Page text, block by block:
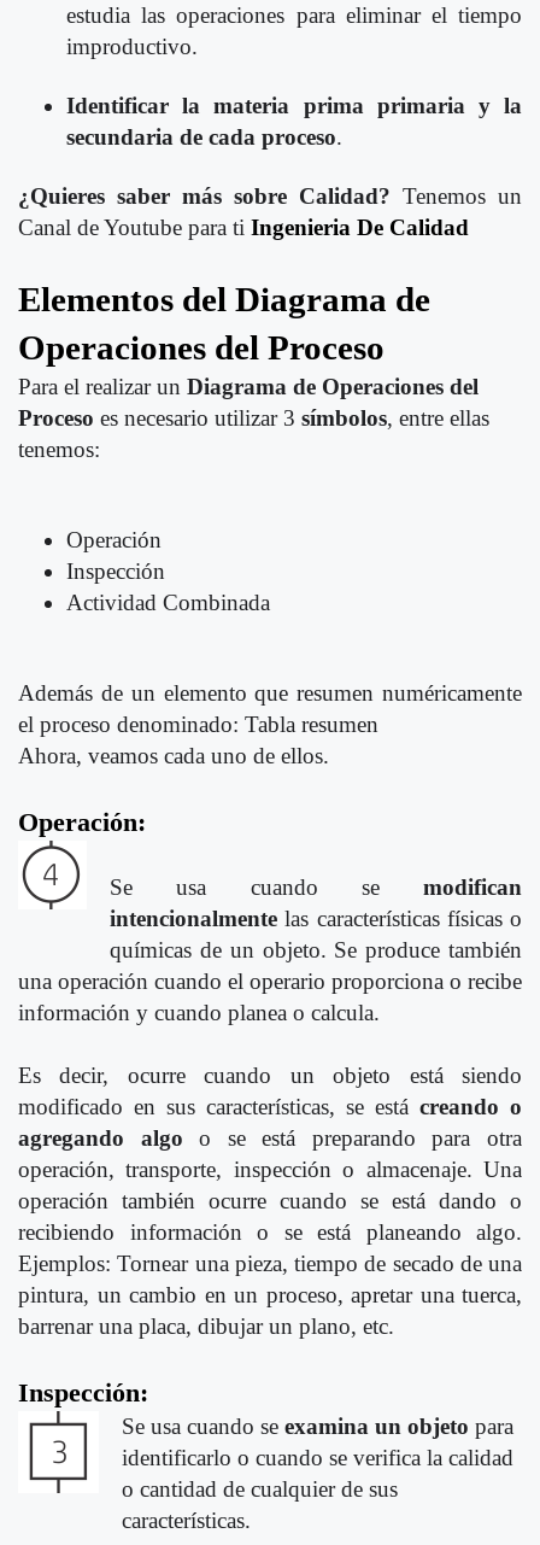
estudia las operaciones para eliminar el tiempo
improductivo.
Identificar la materia prima primaria y la
secundaria de cada proceso.
¿Quieres saber más sobre Calidad? Tenemos un
Canal de Youtube para ti Ingenieria De Calidad
Elementos del Diagrama de
Operaciones del Proceso
Para el realizar un Diagrama de Operaciones del
Proceso es necesario utilizar 3 símbolos, entre ellas
tenemos:
Operación
Inspección
Actividad Combinada
Además de un elemento que resumen numéricamente
el proceso denominado: Tabla resumen
Ahora, veamos cada uno de ellos.
Operación:
Se usa cuando se modifican
intencionalmente las características físicas o
químicas de un objeto. Se produce también
una operación cuando el operario proporciona o recibe
información y cuando planea o calcula.
Es decir, ocurre cuando un objeto está siendo
modificado en sus características, se está creando o
agregando algo o se está preparando para otra
operación, transporte, inspección o almacenaje. Una
operación también ocurre cuando se está dando o
recibiendo información o se está planeando algo.
Ejemplos: Tornear una pieza, tiempo de secado de una
pintura, un cambio en un proceso, apretar una tuerca,
barrenar una placa, dibujar un plano, etc.
Inspección:
Se usa cuando seexamina un objeto para
identificarlo o cuando se verifica la calidad
o cantidad de cualquier de sus
características.